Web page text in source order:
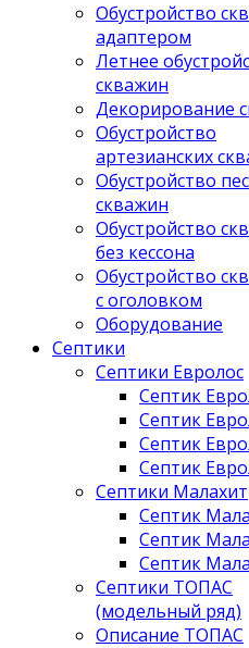
Обустройство
адаптером
Летнее
скважин
Декорирование
Обустройство
артезианских
Обустройство
скважин
Обустройство
без кессона
Обустройство
с оголовком
Оборудование
Септики
Септики Евролос
Септик
Септик
Септик
Септик
Септики Малахит
Септик
Септик
Септик
Септики ТОПАС
(модельный ряд)
Описание ТОПАС